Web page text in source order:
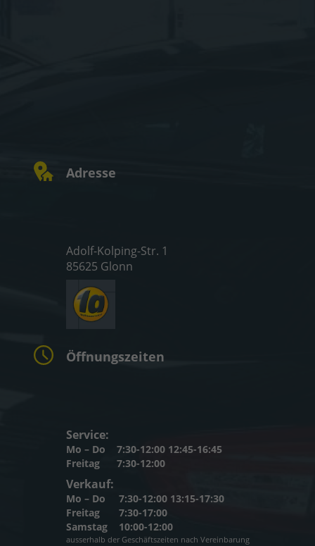
Adresse
Adolf-Kolping-Str. 1
85625 Glonn
Öffnungszeiten
Service:
Mo – Do
7:30-12:00 12:45-16:45
Freitag
7:30-12:00
Verkauf:
Mo – Do
7:30-12:00 13:15-17:30
Freitag
7:30-17:00
Samstag
10:00-12:00
ausserhalb der Geschäftszeiten nach Vereinbarung